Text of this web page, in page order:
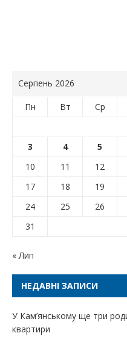
Серпень 2026
Пн Вт Ср
3
4 5
10
11 12
17
18 19
24
25 26
31
« Лип
НЕДАВНІ ЗАПИСИ
У Кам’янському ще три
квартири